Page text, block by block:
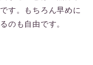
す。もちろん早めに
のも自由です。